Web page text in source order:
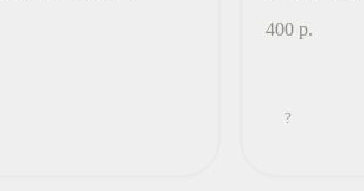
400 р.
?